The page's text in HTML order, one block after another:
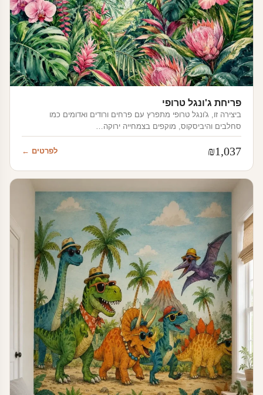
פריחת ג'ונגל טרופי
ביצירה זו, ג'ונגל טרופי מתפרץ עם פרחים ורודים ואדומים כמו
סחלבים והיביסקוס, מוקפים בצמחייה ירוקה…
₪1,037 לפרטים ←